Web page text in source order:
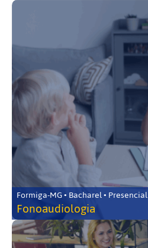
Formiga-MG • Bacharel • Presencial
Fonoaudiologia